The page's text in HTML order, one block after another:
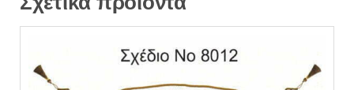
ε
0
α